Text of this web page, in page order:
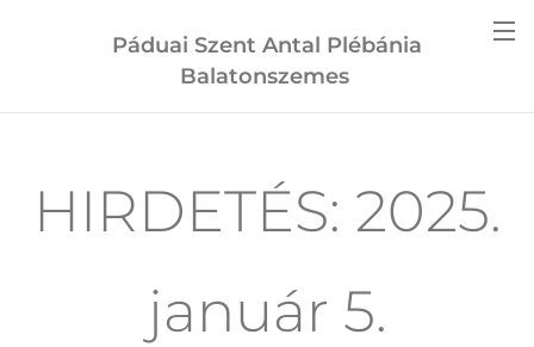
Páduai Szent Antal Plébánia
Balatonszemes
HIRDETÉS: 2025.
január 5.